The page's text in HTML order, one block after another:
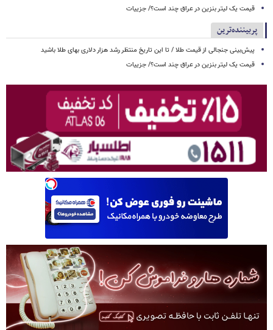
قیمت یک لیتر بنزین در عراق چند است؟/ جزییات
پربیننده‌ترین
پیش‌بینی جنجالی از قیمت طلا / تا این تاریخ منتظر رشد هزار دلاری بهای طلا باشید
قیمت یک لیتر بنزین در عراق چند است؟/ جزییات